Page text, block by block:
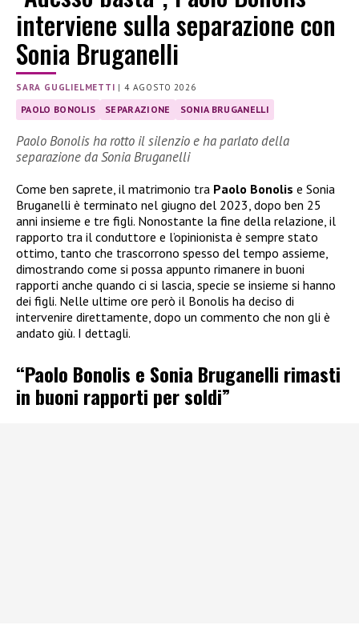
interviene sulla separazione con
Sonia Bruganelli
SARA GUGLIELMETTI |4 AGOSTO 2026
PAOLO BONOLIS SEPARAZIONE SONIA BRUGANELLI
Paolo Bonolis ha rotto il silenzio e ha parlato della
separazione da Sonia Bruganelli
Come ben saprete, il matrimonio tra Paolo Bonolis e Sonia
Bruganelli è terminato nel giugno del 2023, dopo ben 25
anni insieme e tre figli. Nonostante la fine della relazione, il
rapporto tra il conduttore e l’opinionista è sempre stato
ottimo, tanto che trascorrono spesso del tempo assieme,
dimostrando come si possa appunto rimanere in buoni
rapporti anche quando ci si lascia, specie se insieme si hanno
dei figli. Nelle ultime ore però il Bonolis ha deciso di
intervenire direttamente, dopo un commento che non gli è
andato giù. I dettagli.
“Paolo Bonolis e Sonia Bruganelli rimasti
in buoni rapporti per soldi”